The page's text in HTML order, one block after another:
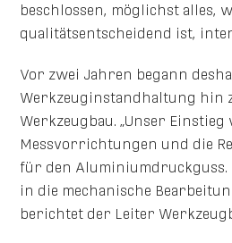
beschlossen, möglichst alles,
qualitätsentscheidend ist,
Vor zwei Jahren begann
Werkzeuginstandhaltung hin
Werkzeugbau. „Unser Einstieg
Messvorrichtungen und die
für den
in die mechanische
berichtet der Leiter